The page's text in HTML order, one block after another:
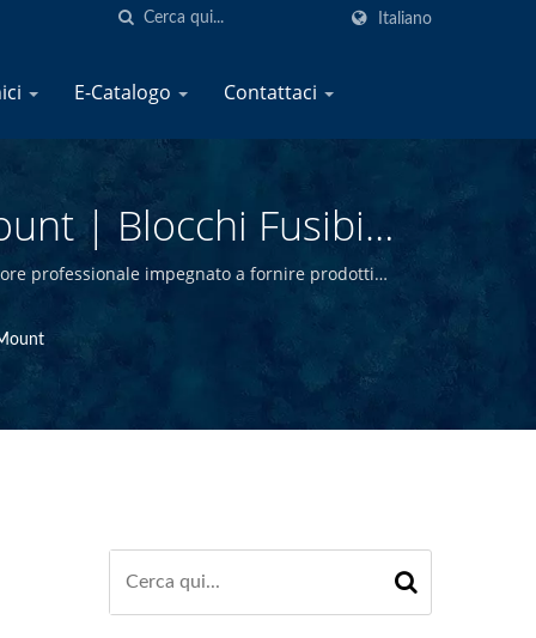
Italiano
E-Catalogo Contattaci
| Blocchi Fusibili
| YIS Marine
professionale impegnato a fornire prodotti
presso la sede di Taiwan, siamo in grado di